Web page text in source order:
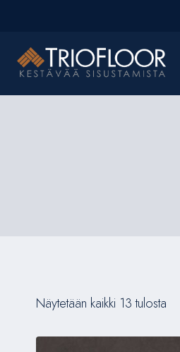
Näytetään kaikki 13 tulosta